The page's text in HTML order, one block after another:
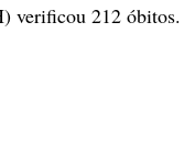
verificou 212 óbitos.